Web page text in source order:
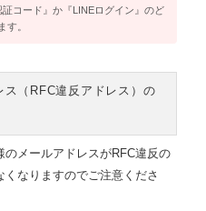
コード』か『LINEログイン』のど
す。
（RFC違反アドレス）の
のメールアドレスがRFC違反の
なりますのでご注意くださ